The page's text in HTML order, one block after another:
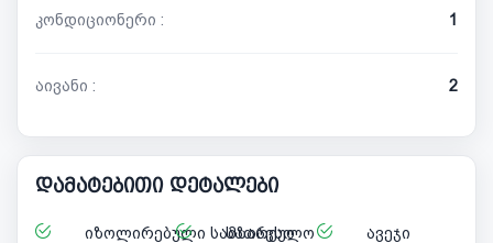
კონდიციონერი : 1
აივანი : 2
დამატებითი დეტალები
იზოლირებული სამზარეულო
სათავსო ავეჯი